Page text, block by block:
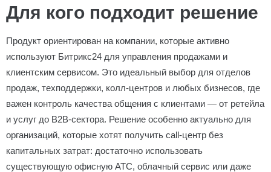
Для кого подходит решение
Продукт ориентирован на компании, которые активно
используют Битрикс24 для управления продажами и
клиентским сервисом. Это идеальный выбор для отделов
продаж, техподдержки, колл-центров и любых бизнесов, где
важен контроль качества общения с клиентами — от ретейла
и услуг до B2B-сектора. Решение особенно актуально для
организаций, которые хотят получить call-центр без
капитальных затрат: достаточно использовать
существующую офисную АТС, облачный сервис или даже